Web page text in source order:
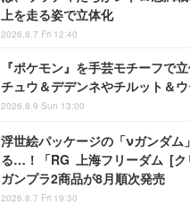
上を走る姿で立体化
2026.8.7 Fri 12:40
『ポケモン』を手芸モチーフで
チュウ＆デデンネやチルット＆
2026.8.9 Sun 13:00
浮世絵パッケージの「νガンダム
る…！「RG 上海フリーダム [ク
ガンプラ2商品が8月順次発売
2026.8.7 Fri 19:30